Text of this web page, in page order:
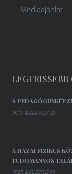
Médiaajánlat
A
2025. AUGUSZTUS 30.
A HAZAI FIZIKUS
TUDOMÁNYOS